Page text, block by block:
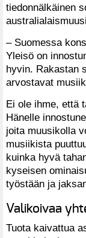
tiedonnälkäinen
– Suomessa
Yleisö on
hyvin. Rakastan
arvostavat
Ei ole ihme, että
Hänelle
joita muusikolla
musiikista
kuinka hyvä
kyseisen
työstään ja
Valikoivaa
Tuota kaivattua